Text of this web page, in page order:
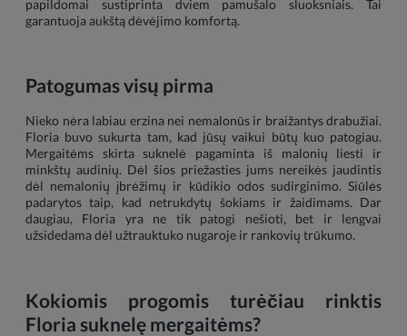
papildomai sustiprinta dviem pamušalo sluoksniais. Tai
garantuoja aukštą dėvėjimo komfortą.
Patogumas visų pirma
Nieko nėra labiau erzina nei nemalonūs ir braižantys drabužiai.
Floria buvo sukurta tam, kad jūsų vaikui būtų kuo patogiau.
Mergaitėms skirta suknelė pagaminta iš malonių liesti ir
minkštų audinių. Dėl šios priežasties jums nereikės jaudintis
dėl nemalonių įbrėžimų ir kūdikio odos sudirginimo. Siūlės
padarytos taip, kad netrukdytų šokiams ir žaidimams. Dar
daugiau, Floria yra ne tik patogi nešioti, bet ir lengvai
užsidedama dėl užtrauktuko nugaroje ir rankovių trūkumo.
Kokiomis progomis turėčiau rinktis
Floria suknelę mergaitėms?